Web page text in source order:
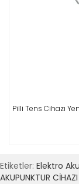
Pilli Tens Cihazı
Etiketler: Elektro
AKUPUNKTUR CİHAZI